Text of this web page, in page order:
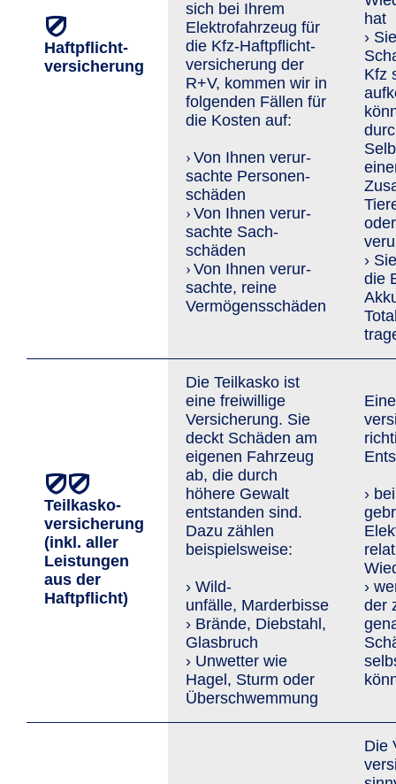
Haftpflicht­
versicherung
sich bei Ihrem
Elektrofahrzeug für
die Kfz-Haft­pflicht­
versiche­rung der
R+V, kommen wir in
folgenden Fällen für
die Kosten auf:
› Von Ihnen verur­
sachte Personen­
schäden
› Von Ihnen verur­
sachte Sach­
schäden
› Von Ihnen verur­
sachte, reine
Vermögens­schäden
hat
›
Kfz
›
die
Teilkasko­
versicherung
(inkl. aller
Leis­tungen
aus der
Haftpflicht)
Die Teilkasko ist
eine freiwillige
Versicherung. Sie
deckt Schäden am
eigenen Fahrzeug
ab, die durch
höhere Gewalt
entstanden sind.
Dazu zählen
beispielsweise:
› Wild­
unfälle, Marderbisse
› Brände, Diebstahl,
Glasbruch
› Unwetter wie
Hagel, Sturm oder
Überschwemmung
›
›
der
Die